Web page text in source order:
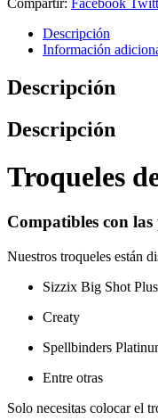
Descripción
Información
Descripción
Descripción
Troqueles
Compatibles con
Nuestros troqueles están
Sizzix Big Shot Plus
Creaty
Spellbinders
Entre otras
Solo necesitas colocar el